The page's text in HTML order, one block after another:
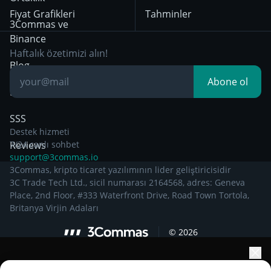
Day Trading
Breakout Trading
itibaren geçerli olan
Gizlilik Bildirimi
Other Legal
Documentation
3Commas ve
Binance
Blog
Bilgiye dayalı
SSS
Reviews
Fiyat Grafikleri Tahminler
Haftalık özetimizi alın!
Abone ol
Destek hizmeti
7/24 canlı sohbet
support@3commas.io
3Commas, kripto ticaret yazılımının lider geliştiricisidir
3C Trade Tech Ltd., sicil numarası 2164568, adres: Geneva
Place, 2nd Floor, #333 Waterfront Drive, Road Town Tortola,
Britanya Virjin Adaları
© 2026